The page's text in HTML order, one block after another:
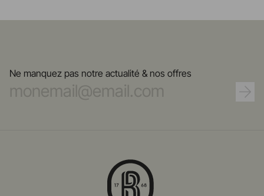
Ne manquez pas notre actualité & nos offres